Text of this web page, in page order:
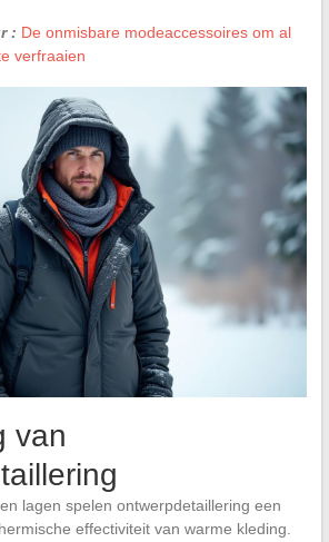
: De onmisbare modeaccessoires om al
verfraaien
van
lagen spelen ontwerpdetaillering een
effectiviteit van warme kleding.